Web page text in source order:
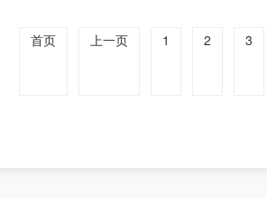
首页 上一页 1 2 3